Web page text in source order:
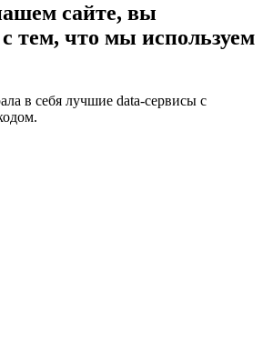
сайте, вы
тем, что мы используем
в себя лучшие data-сервисы с